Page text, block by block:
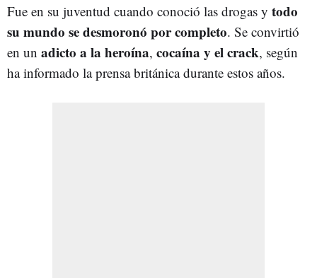
Fue en su juventud cuando conoció las drogas y todo
su mundo se desmoronó por completo. Se convirtió
en un adicto a la heroína, cocaína y el crack, según
ha informado la prensa británica durante estos años.